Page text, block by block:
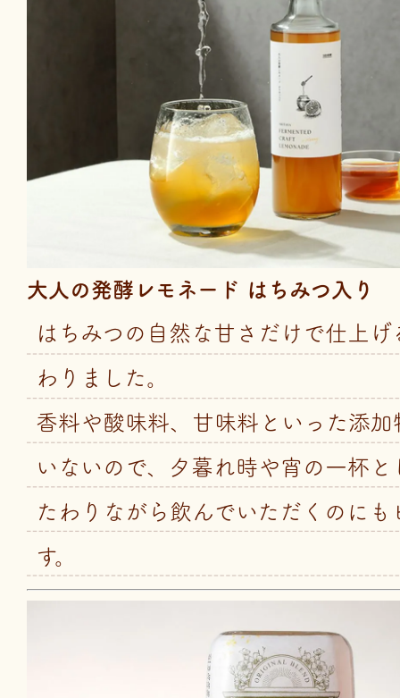
大人の発酵レモネード はちみつ入り
はちみつの自然な甘さだけで仕上げ
わりました。
香料や酸味料、甘味料といった添加
いないので、夕暮れ時や宵の一杯と
たわりながら飲んでいただくのにも
す。